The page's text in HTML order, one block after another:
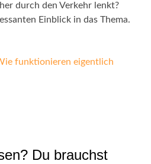
durch den Verkehr lenkt?
Einblick in das Thema.
funktionieren eigentlich
Du brauchst